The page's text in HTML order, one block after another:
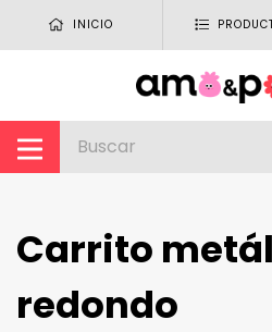
INICIO
Carrito
redondo